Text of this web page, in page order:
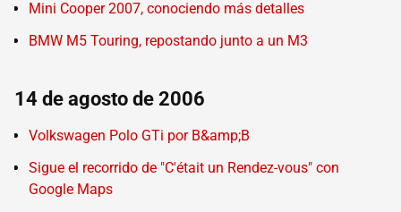
Mini Cooper 2007, conociendo más detalles
BMW M5 Touring, repostando junto a un M3
14 de agosto de 2006
Volkswagen Polo GTi por B&amp;B
Sigue el recorrido de "C'était un Rendez-vous" con
Google Maps